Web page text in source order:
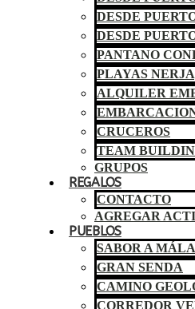
DESDE
DESDE
PANTANO
PLAYAS
ALQUILER
CRUCEROS
TEAM
GRUPOS
REGALOS
CONTACTO
AGREGAR
PUEBLOS
SABOR A
GRAN SENDA
CAMINO
CORREDOR